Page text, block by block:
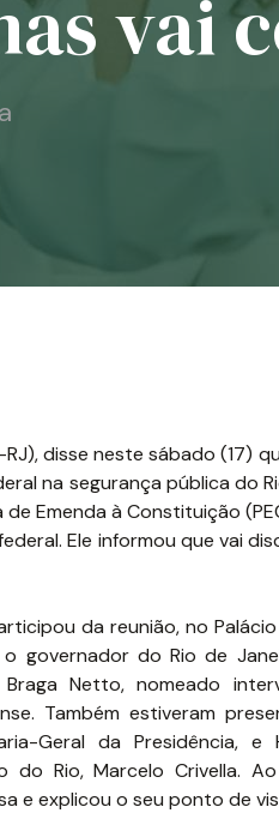
vai
disse neste sábado (17)
na segurança pública do
Emenda à Constituição
Ele informou que vai
da reunião, no
o governador do Rio de
Braga Netto, nomeado
Também estiveram
Geral da Presidência, e
do Rio, Marcelo Crivella.
e explicou o seu ponto de